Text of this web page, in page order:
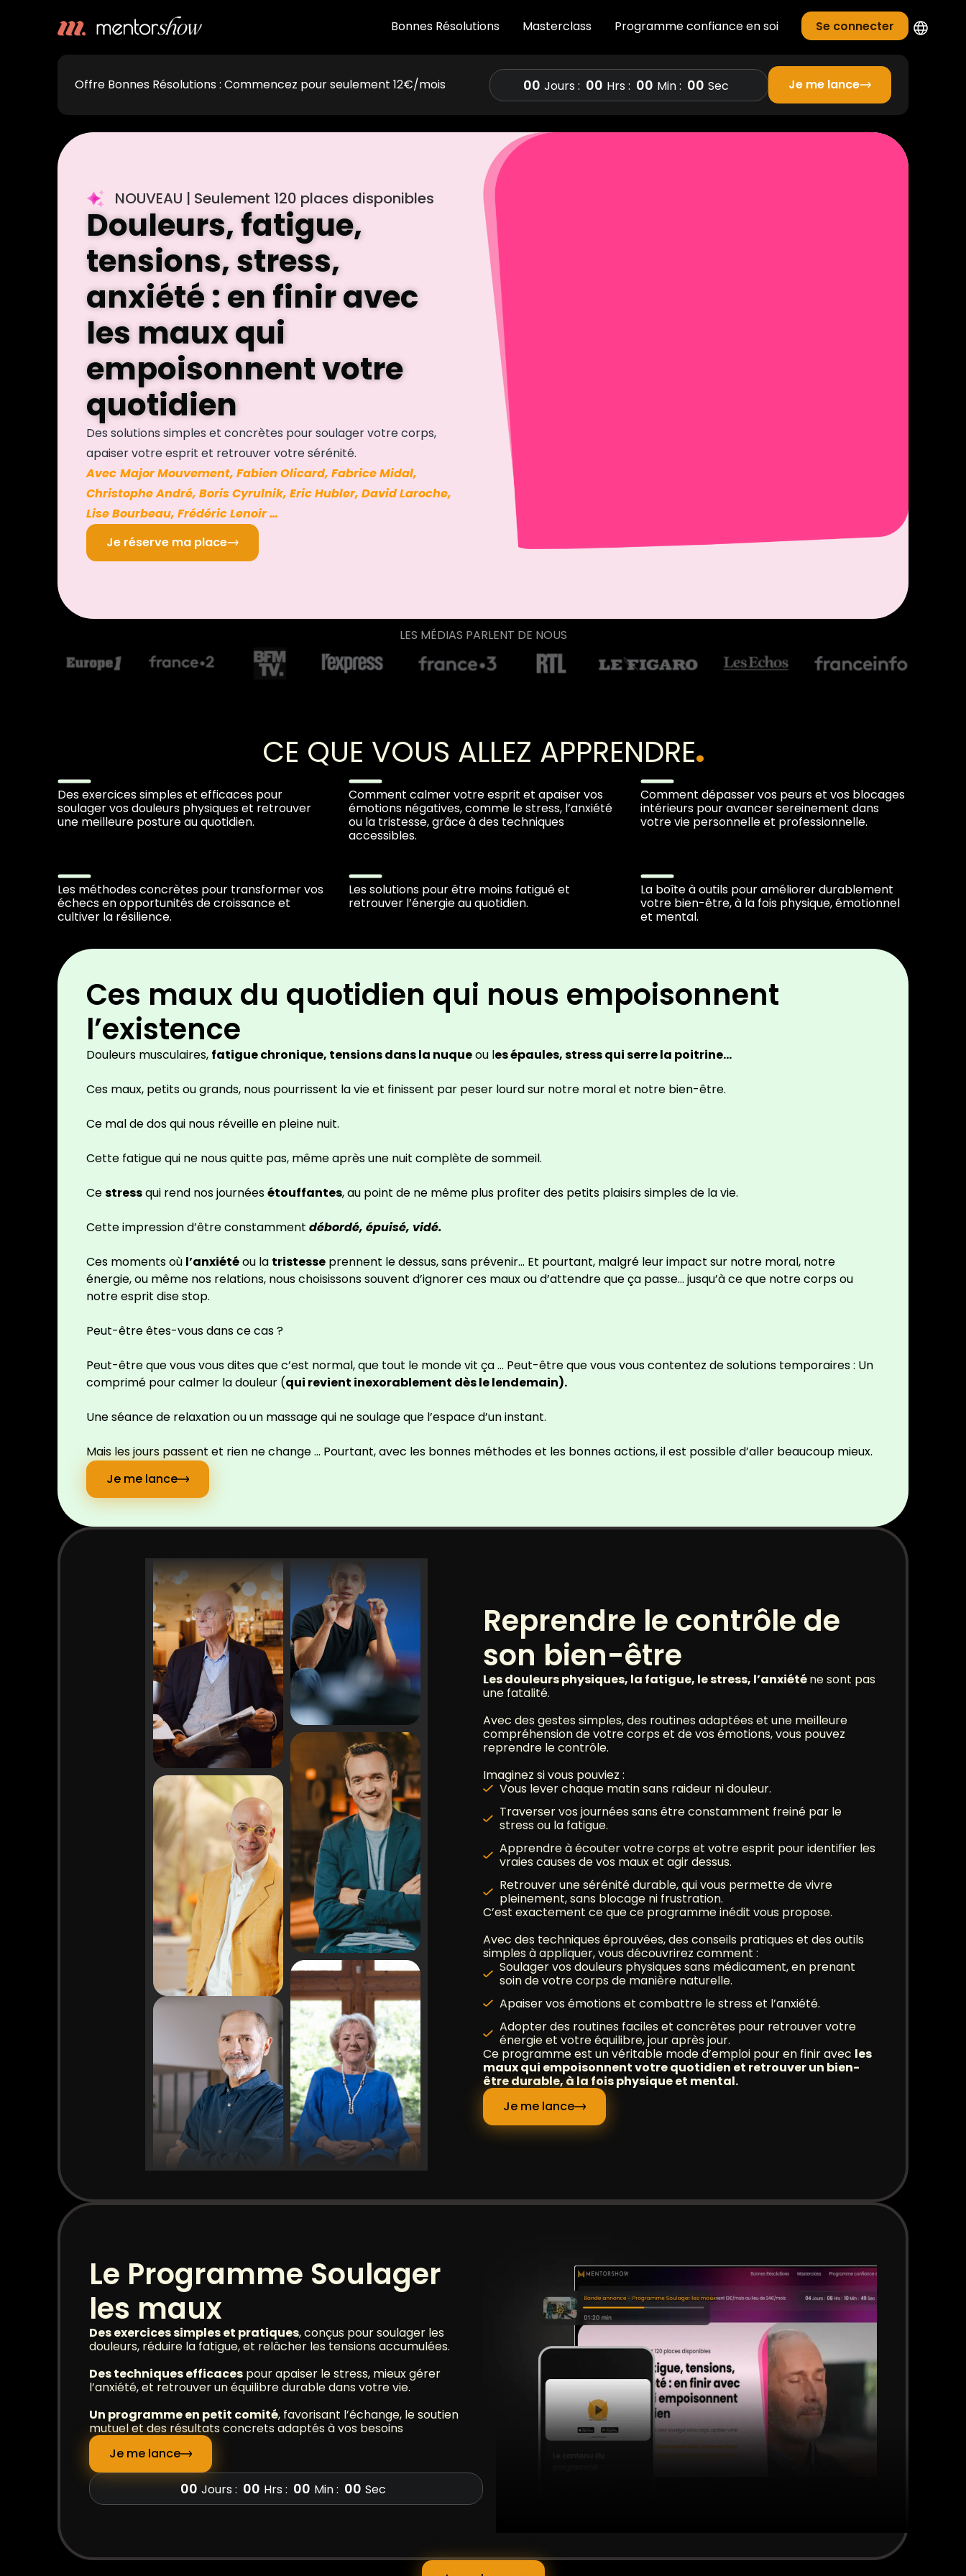
Bonnes Résolutions Masterclass Programme confiance en soi Se connecter
Offre Bonnes Résolutions : Commencez pour seulement 12€/mois 00 Jours : 00 Hrs : 00 Min : 00 Sec Je me lance
NOUVEAU | Seulement 120 places disponibles
Douleurs, fatigue,
tensions, stress,
anxiété : en finir avec
les maux qui
empoisonnent votre
quotidien
Des solutions simples et concrètes pour soulager votre corps,
apaiser votre esprit et retrouver votre sérénité.
Avec Major Mouvement, Fabien Olicard, Fabrice Midal,
Christophe André, Boris Cyrulnik, Eric Hubler, David Laroche,
Lise Bourbeau, Frédéric Lenoir …
Je réserve ma place
LES MÉDIAS PARLENT DE NOUS
CE QUE VOUS ALLEZ APPRENDRE.
Des exercices simples et efficaces pour
soulager vos douleurs physiques et retrouver
une meilleure posture au quotidien.
Comment calmer votre esprit et apaiser vos
émotions négatives, comme le stress, l’anxiété
ou la tristesse, grâce à des techniques
accessibles.
Comment dépasser vos peurs et vos blocages
intérieurs pour avancer sereinement dans
votre vie personnelle et professionnelle.
Les méthodes concrètes pour transformer vos
échecs en opportunités de croissance et
cultiver la résilience.
Les solutions pour être moins fatigué et
retrouver l’énergie au quotidien.
La boîte à outils pour améliorer durablement
votre bien-être, à la fois physique, émotionnel
et mental.
Ces maux du quotidien qui nous empoisonnent
l’existence
Douleurs musculaires, fatigue chronique, tensions dans la nuqueou les épaules, stress qui serre la poitrine…
Ces maux, petits ou grands, nous pourrissent la vie et finissent par peser lourd sur notre moral et notre bien-être.
Ce mal de dos qui nous réveille en pleine nuit.
Cette fatigue qui ne nous quitte pas, même après une nuit complète de sommeil.
Cestressqui rend nos journéesétouffantes, au point de ne même plus profiter des petits plaisirs simples de la vie.
Cette impression d’être constamment débordé, épuisé, vidé.
Ces moments où l’anxiétéou la tristesse prennent le dessus, sans prévenir… Et pourtant, malgré leur impact sur notre moral, notre
énergie, ou même nos relations, nous choisissons souvent d’ignorer ces maux ou d’attendre que ça passe… jusqu’à ce que notre corps ou
notre esprit dise stop.
Peut-être êtes-vous dans ce cas ?
Peut-être que vous vous dites que c’est normal, que tout le monde vit ça … Peut-être que vous vous contentez de solutions temporaires : Un
comprimé pour calmer la douleur (qui revient inexorablement dès le lendemain).
Une séance de relaxation ou un massage qui ne soulage que l’espace d’un instant.
Mais les jours passent et rien ne change … Pourtant, avec les bonnes méthodes et les bonnes actions, il est possible d’aller beaucoup mieux.
Je me lance
Reprendre le contrôle de
son bien-être
Les douleurs physiques, la fatigue, le stress, l’anxiéténe sont pas
une fatalité.
Avec des gestes simples, des routines adaptées et une meilleure
compréhension de votre corps et de vos émotions, vous pouvez
reprendre le contrôle.
Imaginez si vous pouviez :
Vous lever chaque matin sans raideur ni douleur.
Traverser vos journées sans être constamment freiné par le
stress ou la fatigue.
Apprendre à écouter votre corps et votre esprit pour identifier les
vraies causes de vos maux et agir dessus.
Retrouver une sérénité durable, qui vous permette de vivre
pleinement, sans blocage ni frustration.
C’est exactement ce que ce programme inédit vous propose.
Avec des techniques éprouvées, des conseils pratiques et des outils
simples à appliquer, vous découvrirez comment :
Soulager vos douleurs physiques sans médicament, en prenant
soin de votre corps de manière naturelle.
Apaiser vos émotions et combattre le stress et l’anxiété.
Adopter des routines faciles et concrètes pour retrouver votre
énergie et votre équilibre, jour après jour.
Ce programme est un véritable mode d’emploi pour en finir avec les
maux qui empoisonnent votre quotidien et retrouver un bien-
être durable, à la fois physique et mental.
Je me lance
Le Programme Soulager
les maux
Des exercices simples et pratiques, conçus pour soulager les
douleurs, réduire la fatigue, et relâcher les tensions accumulées.
Des techniques efficaces pour apaiser le stress, mieux gérer
l’anxiété, et retrouver un équilibre durable dans votre vie.
Un programme en petit comité, favorisant l’échange, le soutien
mutuel et des résultats concrets adaptés à vos besoins
Je me lance
00 Jours : 00 Hrs : 00 Min : 00 Sec